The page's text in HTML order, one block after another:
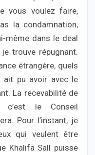
vous voulez faire,
la condamnation,
même dans le deal
trouve répugnant.
étrangère, quels
ait pu avoir avec le
La recevabilité de
le Conseil
Pour l’instant, je
qui veulent être
Khalifa Sall puisse